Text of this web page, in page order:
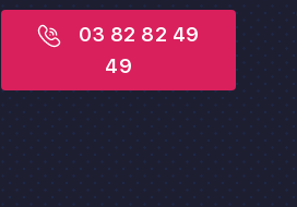
03 82 82 49
49